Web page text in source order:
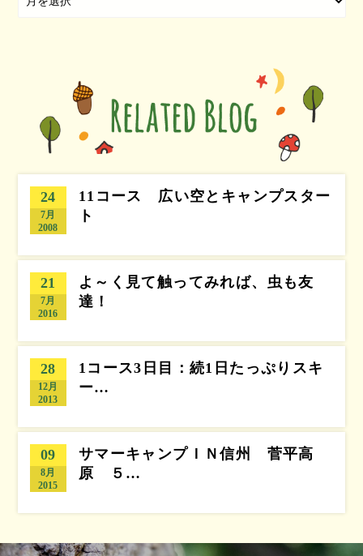
24
7月
2008
11コース 広い空とキャンプスター
ト
21
7月
2016
よ～く見て触ってみれば、虫も友
達！
28
12月
2013
1コース3日目：続1日たっぷりスキ
ー…
09
8月
2015
サマーキャンプＩＮ信州 菅平高
原 ５…